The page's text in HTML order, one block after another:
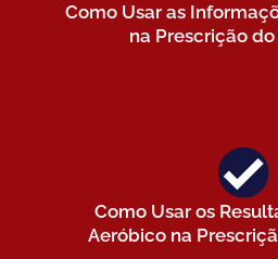
Como Usar as
na Prescrição
Como Usar os
Aeróbico na